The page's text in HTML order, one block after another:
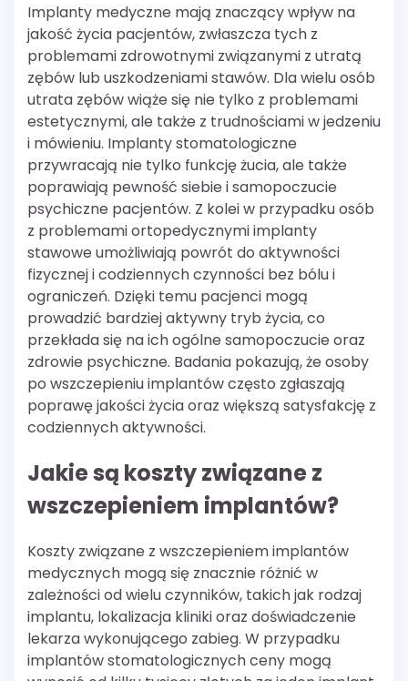
Implanty medyczne mają znaczący wpływ na
jakość życia pacjentów, zwłaszcza tych z
problemami zdrowotnymi związanymi z utratą
zębów lub uszkodzeniami stawów. Dla wielu osób
utrata zębów wiąże się nie tylko z problemami
estetycznymi, ale także z trudnościami w jedzeniu
i mówieniu. Implanty stomatologiczne
przywracają nie tylko funkcję żucia, ale także
poprawiają pewność siebie i samopoczucie
psychiczne pacjentów. Z kolei w przypadku osób
z problemami ortopedycznymi implanty
stawowe umożliwiają powrót do aktywności
fizycznej i codziennych czynności bez bólu i
ograniczeń. Dzięki temu pacjenci mogą
prowadzić bardziej aktywny tryb życia, co
przekłada się na ich ogólne samopoczucie oraz
zdrowie psychiczne. Badania pokazują, że osoby
po wszczepieniu implantów często zgłaszają
poprawę jakości życia oraz większą satysfakcję z
codziennych aktywności.
Jakie są koszty związane z
wszczepieniem implantów?
Koszty związane z wszczepieniem implantów
medycznych mogą się znacznie różnić w
zależności od wielu czynników, takich jak rodzaj
implantu, lokalizacja kliniki oraz doświadczenie
lekarza wykonującego zabieg. W przypadku
implantów stomatologicznych ceny mogą